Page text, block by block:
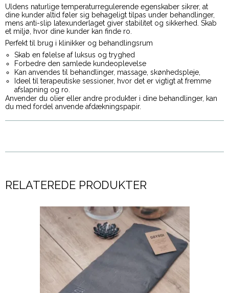
Uldens naturlige temperaturregulerende egenskaber sikrer, at
dine kunder altid føler sig behageligt tilpas under behandlinger,
mens anti-slip latexunderlaget giver stabilitet og sikkerhed. Skab
et miljø, hvor dine kunder kan finde ro.
Perfekt til brug i klinikker og behandlingsrum
Skab en følelse af luksus og tryghed
Forbedre den samlede kundeoplevelse
Kan anvendes til behandlinger, massage, skønhedspleje,
Ideel til terapeutiske sessioner, hvor det er vigtigt at fremme
afslapning og ro.
Anvender du olier eller andre produkter i dine behandlinger, kan
du med fordel anvende afdækningspapir.
RELATEREDE PRODUKTER